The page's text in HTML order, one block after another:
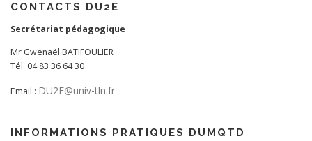
CONTACTS DU2E
Secrétariat pédagogique
Mr Gwenaël BATIFOULIER
Tél. 04 83 36 64 30
Email : DU2E@univ-tln.fr
INFORMATIONS PRATIQUES DUMQTD